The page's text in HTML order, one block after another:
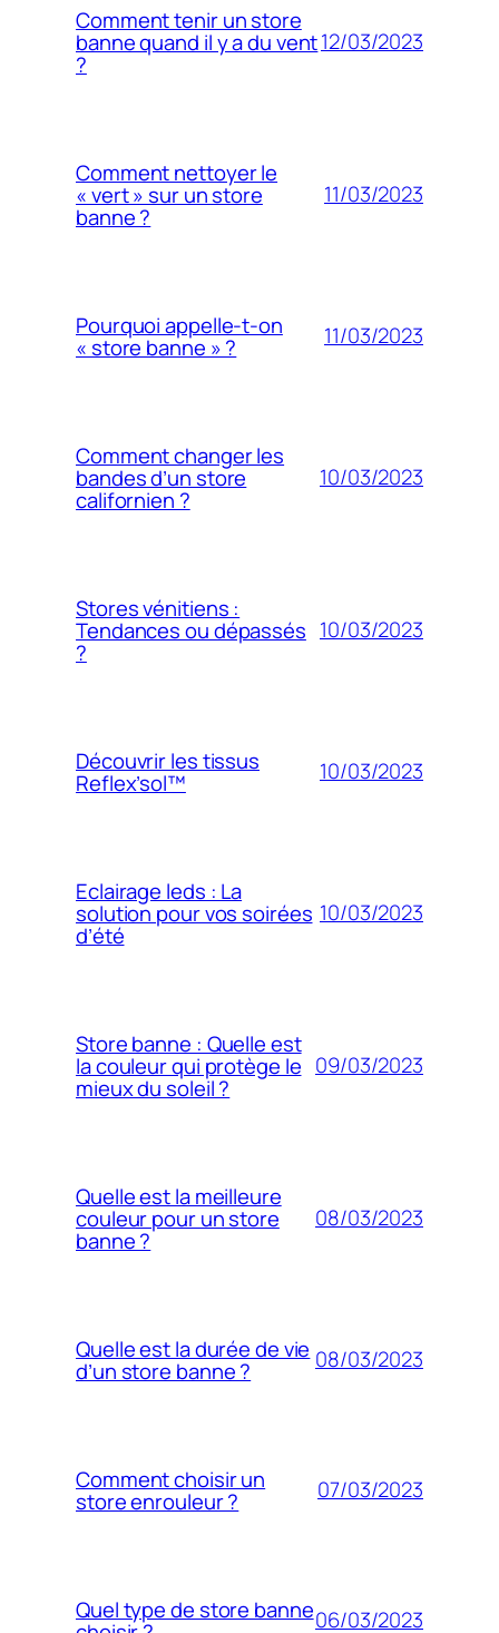
Comment tenir un store
banne quand il y a du vent
?
12/03/2023
Comment nettoyer le
« vert » sur un store
banne ?
11/03/2023
Pourquoi appelle-t-on
« store banne » ? 11/03/2023
Comment changer les
bandes d’un store
californien ?
10/03/2023
Stores vénitiens :
Tendances ou dépassés
?
10/03/2023
Découvrir les tissus
Reflex’sol™ 10/03/2023
Eclairage leds : La
solution pour vos soirées
d’été
10/03/2023
Store banne : Quelle est
la couleur qui protège le
mieux du soleil ?
09/03/2023
Quelle est la meilleure
couleur pour un store
banne ?
08/03/2023
Quelle est la durée de vie
d’un store banne ? 08/03/2023
Comment choisir un
store enrouleur ? 07/03/2023
Quel type de store banne06/03/2023